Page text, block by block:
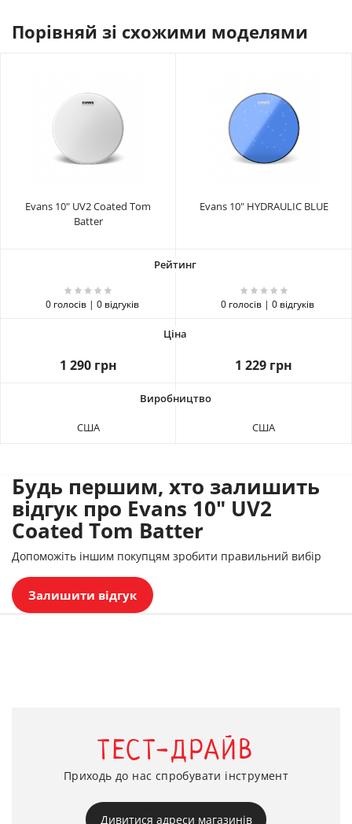
Порівняй зі схожими моделями
Evans 10" UV2 Coated Tom
Batter
Evans 10" HYDRAULIC BLUE
0 голосів | 0 відгуків 0 голосів | 0 відгуків
1 290 грн 1 229 грн
США США
Будь першим, хто залишить
відгук про Evans 10" UV2
Coated Tom Batter
Допоможіть іншим покупцям зробити правильний вибір
Залишити відгук
ТЕСТ-ДРАЙВ
Приходь до нас спробувати інструмент
Дивитися адреси магазинів